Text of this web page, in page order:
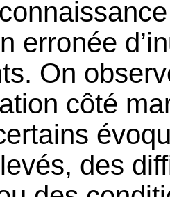
erronée
On
côté
des